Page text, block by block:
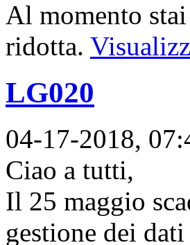
Al momento
ridotta.
LG020
04-17-2018,
Ciao a tutti,
Il 25 maggio
gestione dei